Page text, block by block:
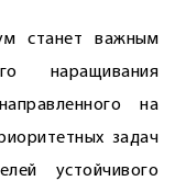
станет важным
наращивания
на
задач
устойчивого